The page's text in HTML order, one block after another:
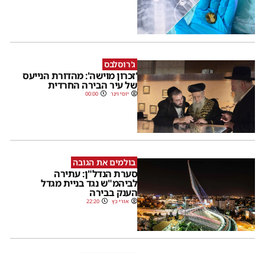
ג'רוסלבס
'זכרון מוישה': מהדורת הנייעס
של עיר הבירה החרדית
יוסי וינר 00:00
בולמים את הגובה
סערת הנדל"ן: עתירה
לביהמ"ש נגד בניית מגדל
הענק בבירה
אורי כץ 22:20